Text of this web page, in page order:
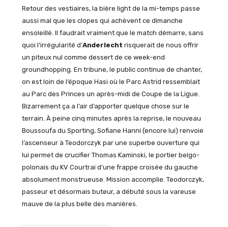
Retour des vestiaires, la bière light de la mi-temps passe
aussi mal que les clopes qui achèvent ce dimanche
ensoleillé. Il faudrait vraiment que le match démarre, sans
quoi l’irrégularité d’Anderlecht risquerait de nous offrir
un piteux nul comme dessert de ce week-end
groundhopping. En tribune, le public continue de chanter,
on est loin de l’époque Hasi où le Parc Astrid ressemblait
au Parc des Princes un après-midi de Coupe de la Ligue.
Bizarrement ça a l’air d’apporter quelque chose sur le
terrain. À peine cinq minutes après la reprise, le nouveau
Boussoufa du Sporting, Sofiane Hanni (encore lui) renvoie
l’ascenseur à Teodorczyk par une superbe ouverture qui
lui permet de crucifier Thomas Kaminski, le portier belgo-
polonais du KV Courtrai d’une frappe croisée du gauche
absolument monstrueuse. Mission accomplie. Teodorczyk,
passeur et désormais buteur, a débuté sous la vareuse
mauve de la plus belle des manières.